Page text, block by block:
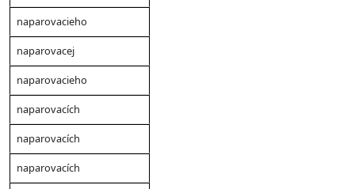
naparovacieho
naparovacej
naparovacieho
naparovacích
naparovacích
naparovacích